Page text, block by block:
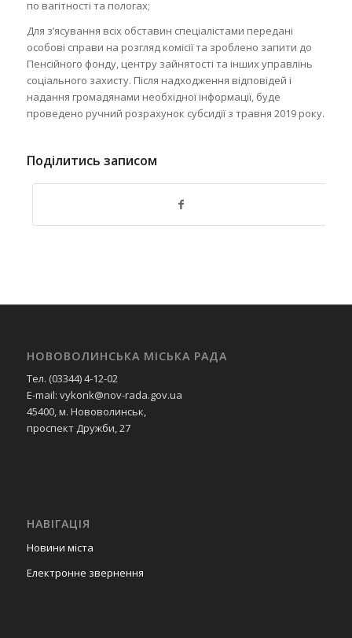
по вагітності та пологах;
Для з’ясування всіх обставин спеціалістами передані
особові справи на розгляд комісії та зроблено запити до
Пенсійного фонду, центру зайнятості та інших управлінь
соціального захисту. Після надходження відповідей і
надання громадянами необхідної інформації, буде
проведено ручний розрахунок субсидії з травня 2019 року.
Поділитись записом
НОВОВОЛИНСЬКА МІСЬКА РАДА
Тел. (03344) 4-12-02
E-mail: vykonk@nov-rada.gov.ua
45400, м. Нововолинськ,
проспект Дружби, 27
НАВІГАЦІЯ
Новини міста
Електронне звернення